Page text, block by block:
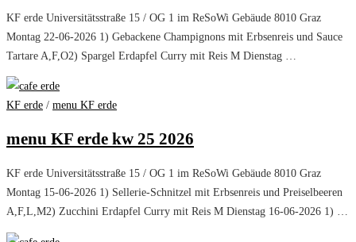
KF erde Universitätsstraße 15 / OG 1 im ReSoWi Gebäude 8010 Graz
Montag 22-06-2026 1) Gebackene Champignons mit Erbsenreis und Sauce
Tartare A,F,O2) Spargel Erdapfel Curry mit Reis M Dienstag …
KF erde / menu KF erde
menu KF erde kw 25 2026
KF erde Universitätsstraße 15 / OG 1 im ReSoWi Gebäude 8010 Graz
Montag 15-06-2026 1) Sellerie-Schnitzel mit Erbsenreis und Preiselbeeren
A,F,L,M2) Zucchini Erdapfel Curry mit Reis M Dienstag 16-06-2026 1) …